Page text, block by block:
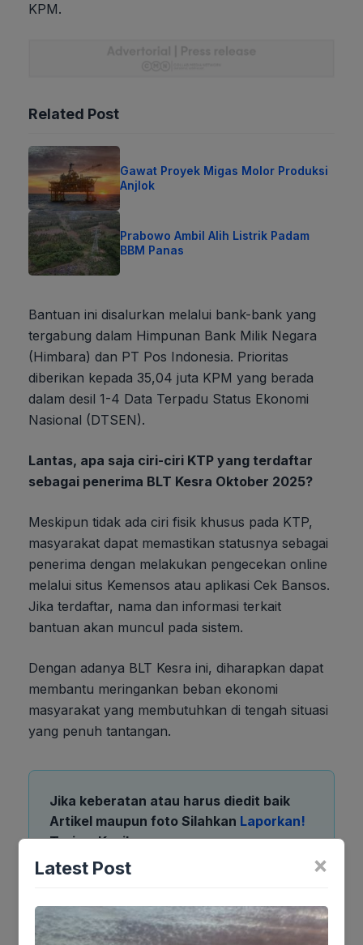
KPM.
Related Post
Gawat Proyek Migas Molor Produksi
Anjlok
Prabowo Ambil Alih Listrik Padam
BBM Panas
Bantuan ini disalurkan melalui bank-bank yang
tergabung dalam Himpunan Bank Milik Negara
(Himbara) dan PT Pos Indonesia. Prioritas
diberikan kepada 35,04 juta KPM yang berada
dalam desil 1-4 Data Terpadu Status Ekonomi
Nasional (DTSEN).
Lantas, apa saja ciri-ciri KTP yang terdaftar
sebagai penerima BLT Kesra Oktober 2025?
Meskipun tidak ada ciri fisik khusus pada KTP,
masyarakat dapat memastikan statusnya sebagai
penerima dengan melakukan pengecekan online
melalui situs Kemensos atau aplikasi Cek Bansos.
Jika terdaftar, nama dan informasi terkait
bantuan akan muncul pada sistem.
Dengan adanya BLT Kesra ini, diharapkan dapat
membantu meringankan beban ekonomi
masyarakat yang membutuhkan di tengah situasi
yang penuh tantangan.
Jika keberatan atau harus diedit baik
Artikel maupun foto Silahkan Laporkan!
Terima Kasih
Tags:
×
Latest Post